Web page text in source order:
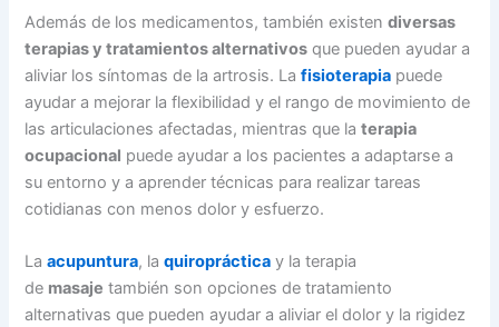
Además de los medicamentos, también existendiversas
terapias y tratamientos alternativos que pueden ayudar a
aliviar los síntomas de la artrosis. Lafisioterapia puede
ayudar a mejorar la flexibilidad y el rango de movimiento de
las articulaciones afectadas, mientras que laterapia
ocupacional puede ayudar a los pacientes a adaptarse a
su entorno y a aprender técnicas para realizar tareas
cotidianas con menos dolor y esfuerzo.
Laacupuntura, laquiropráctica y la terapia
de masaje también son opciones de tratamiento
alternativas que pueden ayudar a aliviar el dolor y la rigidez